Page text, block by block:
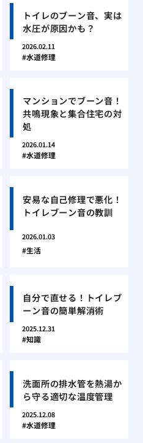
トイレのブーン音、実は
水圧が原因かも？
2026.02.11
水道修理
マンションでブーン音！
共鳴現象と集合住宅の対
処
2026.01.14
水道修理
安易な自己修理で悪化！
トイレブーン音の教訓
2026.01.03
生活
自分で直せる！トイレブ
ーン音の簡単解消術
2025.12.31
知識
洗面所の排水管を熱湯か
ら守る適切な温度管理
2025.12.08
水道修理